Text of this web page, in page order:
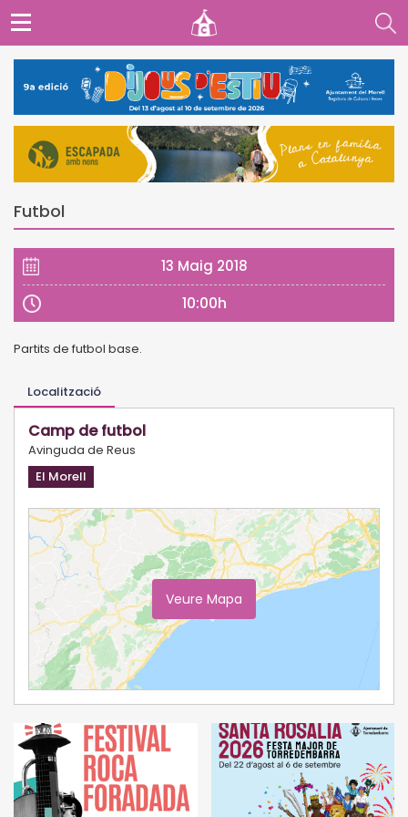
Futbol
13 Maig 2018
10:00h
Partits de futbol base.
Localització
Camp de futbol
Avinguda de Reus
El Morell
Veure Mapa